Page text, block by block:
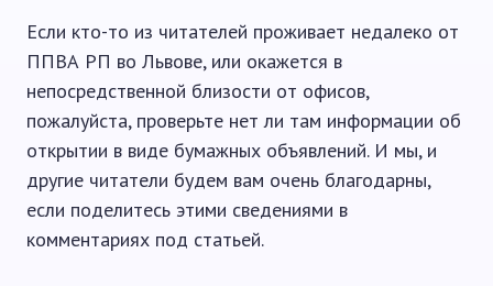
Если кто-то из читателей проживает недалеко от
ППВА РП во Львове, или окажется в
непосредственной близости от офисов,
пожалуйста, проверьте нет ли там информации об
открытии в виде бумажных объявлений. И мы, и
другие читатели будем вам очень благодарны,
если поделитесь этими сведениями в
комментариях под статьей.